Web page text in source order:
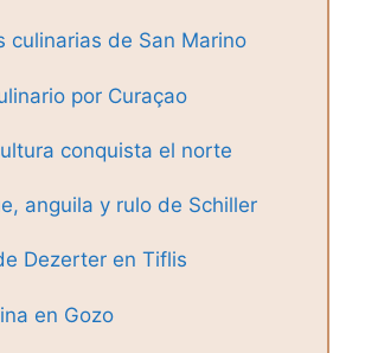
culinarias de San Marino
por Curaçao
conquista el norte
anguila y rulo de Schiller
Dezerter en Tiflis
en Gozo